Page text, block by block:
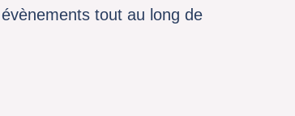
tout au long de